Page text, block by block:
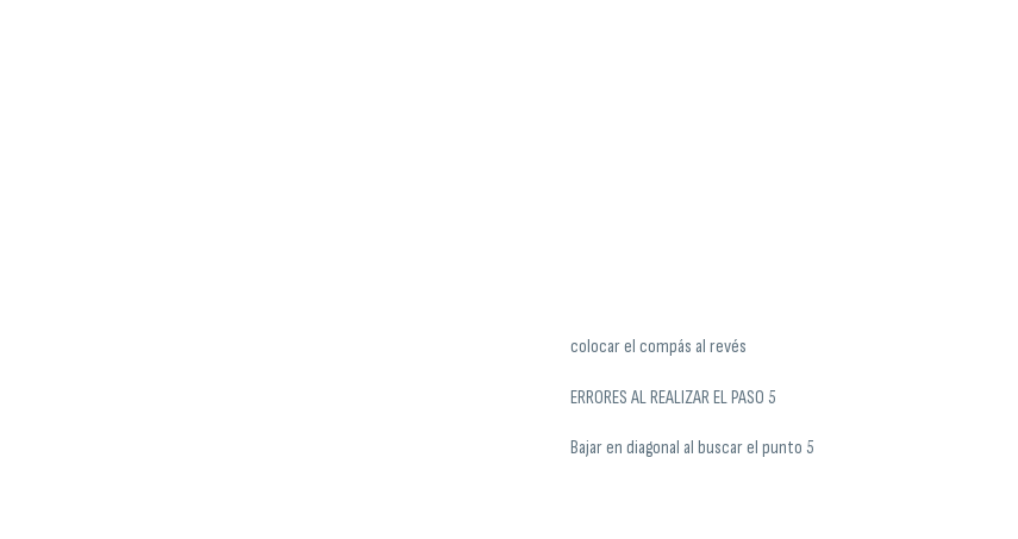
colocar el compás al revés
ERRORES AL REALIZAR EL PASO 5
Bajar en diagonal al buscar el punto 5